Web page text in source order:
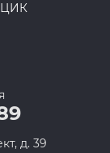
ЦИК
д. 39